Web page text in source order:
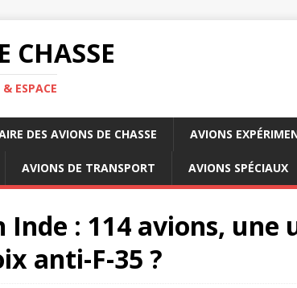
CHASSE
ESPACE
DES AVIONS DE CHASSE AVIONS
AVIONS DE TRANSPORT AVIONS SPÉCIAUX
Inde : 114 avions, une
anti-F-35 ?